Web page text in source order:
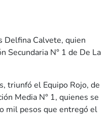
Delfina Calvete, quien
Secundaria N° 1 de De La
triunfó el Equipo Rojo, de
Media N° 1, quienes se
mil pesos que entregó el